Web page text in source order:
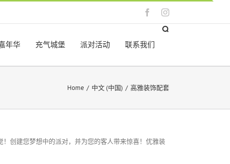
FacebookInstagram
年华 充气城堡 派对活动 联系我们
Home / 中文 (中国) / 高雅装饰配套
创建您梦想中的派对，并为您的客人带来惊喜！优雅装